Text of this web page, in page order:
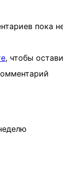
пока
, чтобы